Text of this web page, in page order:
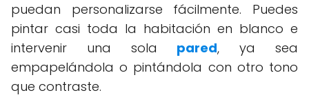
puedan personalizarse fácilmente. Puedes
pintar casi toda la habitación en blanco e
intervenir una sola pared, ya sea
empapelándola o pintándola con otro tono
que contraste.